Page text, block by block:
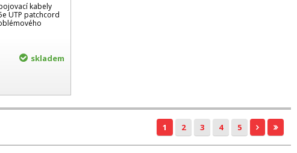
kabely
UTP patchcord
skladem
1 2 3 4 5